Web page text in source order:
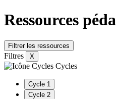
Ressources
Filtrer les ressources
Filtres X
Cycles
Cycle 1
Cycle 2